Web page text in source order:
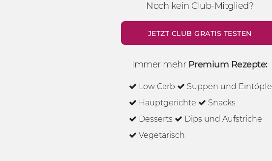
Noch kein Club-Mitglied?
JETZT CLUB GRATIS TESTEN
Immer mehr Premium Rezepte:
Low Carb
Suppen und Eintöpfe
Hauptgerichte
Snacks
Desserts
Dips und Aufstriche
Vegetarisch